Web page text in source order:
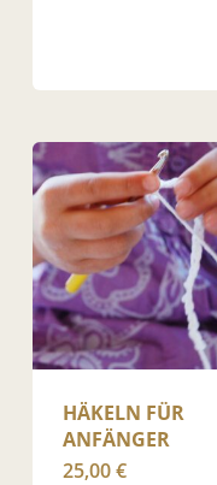
HÄKELN FÜR
ANFÄNGER
25,00€